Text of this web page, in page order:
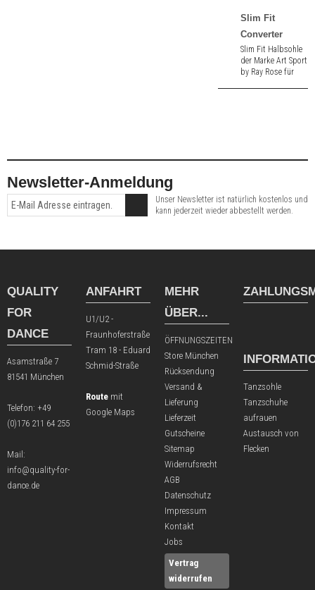
Slim Fit
Converter
Slim Fit Halbsohle
der Marke Art Sport
by Ray Rose für
Newsletter-Anmeldung
Unser Newsletter ist natürlich kostenlos und
kann jederzeit wieder abbestellt werden.
QUALITY
FOR
DANCE
Asamstraße 7
81541 München
Telefon: +49
(0)176 211 64 255
Mail:
info@quality-for-
dance.de
ANFAHRT
U1/U2 -
Fraunhoferstraße
Tram 18 - Eduard
Schmid-Straße
Route mit
Google Maps
MEHR
ÜBER...
ÖFFNUNGSZEITEN
Store München
Rücksendung
Versand &
Lieferung
Lieferzeit
Gutscheine
Sitemap
Widerrufsrecht
AGB
Datenschutz
Impressum
Kontakt
Jobs
Vertrag
widerrufen
Tanzsohle
Tanzschuhe
aufrauen
Austausch von
Flecken